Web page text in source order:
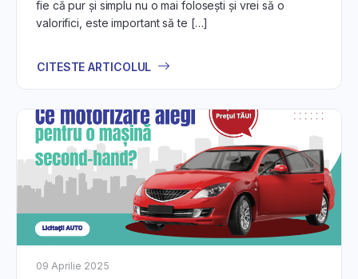
fie că pur și simplu nu o mai folosești și vrei să o
valorifici, este important să te […]
CITESTE ARTICOLUL
09 Aprilie 2025